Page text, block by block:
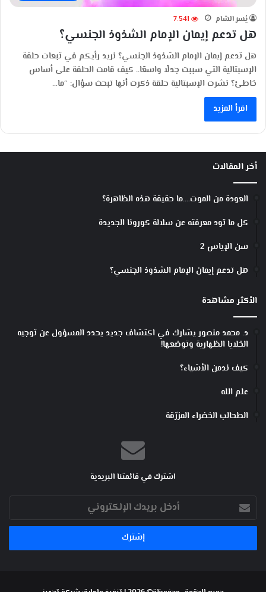
يُسر الشام 7٬541
هل تدعم إيمان الإمام الشذوذ الجنسي؟
هل تدعم إيمان الإمام الشذوذ الجنسي؟ نريد رأيكم في تبعات حلقة
الإسبتالية التي سببت جدلًا واسعًا.. كيف قامت الحلقة على أساس
خاطئ؟ نشرت الإسبتالية حلقة ذكرت أنها تبحث سؤال: “ما…
اقرأ المزيد
أخر المقالات
العودة من الموت….ما حقيقة هذه الظاهرة؟
كل ما تود معرفته عن سلالة كورونا الجديدة
سن الإياس 2
هل تدعم إيمان الإمام الشذوذ الجنسي؟
الأكثر مشاهدة
د. محمد منصور يشارك في اكتشاف جديد يحدد المسؤول عن توجيه
الخلايا الظهارية وتوضعها!
كيف ندمن الأشياء؟
علم الله
الطحالب الخضراء المزرّقة
اشترك في قائمتنا البريدية
أدخل
بريدك
الإلكتروني